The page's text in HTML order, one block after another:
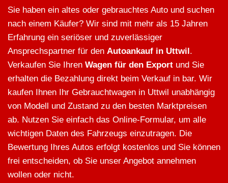
Sie haben ein altes oder gebrauchtes Auto und suchen
nach einem Käufer? Wir sind mit mehr als 15 Jahren
Erfahrung ein seriöser und zuverlässiger
Ansprechspartner für den Autoankauf in Uttwil.
Verkaufen Sie Ihren Wagen für den Export und Sie
erhalten die Bezahlung direkt beim Verkauf in bar. Wir
kaufen Ihnen Ihr Gebrauchtwagen in Uttwil unabhängig
von Modell und Zustand zu den besten Marktpreisen
ab. Nutzen Sie einfach das Online-Formular, um alle
wichtigen Daten des Fahrzeugs einzutragen. Die
Bewertung Ihres Autos erfolgt kostenlos und Sie können
frei entscheiden, ob Sie unser Angebot annehmen
wollen oder nicht.